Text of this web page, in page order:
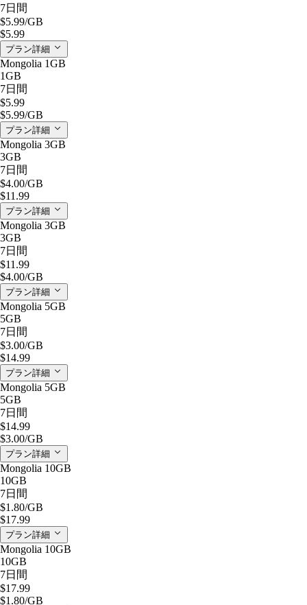
7日間
$5.99/GB
$5.99
プラン詳細
Mongolia 1GB
1GB
7日間
$5.99
$5.99/GB
プラン詳細
Mongolia 3GB
3GB
7日間
$4.00/GB
$11.99
プラン詳細
Mongolia 3GB
3GB
7日間
$11.99
$4.00/GB
プラン詳細
Mongolia 5GB
5GB
7日間
$3.00/GB
$14.99
プラン詳細
Mongolia 5GB
5GB
7日間
$14.99
$3.00/GB
プラン詳細
Mongolia 10GB
10GB
7日間
$1.80/GB
$17.99
プラン詳細
Mongolia 10GB
10GB
7日間
$17.99
$1.80/GB